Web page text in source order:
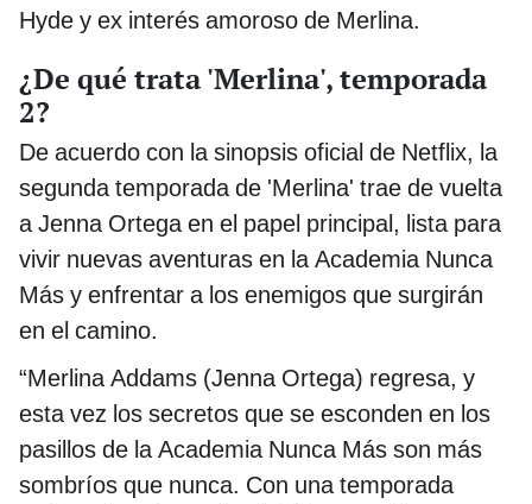
Hyde y ex interés amoroso de Merlina.
¿De qué trata 'Merlina', temporada
2?
De acuerdo con la sinopsis oficial de Netflix, la
segunda temporada de 'Merlina' trae de vuelta
a Jenna Ortega en el papel principal, lista para
vivir nuevas aventuras en la Academia Nunca
Más y enfrentar a los enemigos que surgirán
en el camino.
“Merlina Addams (Jenna Ortega) regresa, y
esta vez los secretos que se esconden en los
pasillos de la Academia Nunca Más son más
sombríos que nunca. Con una temporada